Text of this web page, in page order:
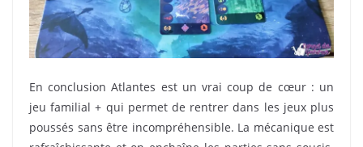
En conclusion Atlantes est un vrai coup de cœur : un
jeu familial + qui permet de rentrer dans les jeux plus
poussés sans être incompréhensible. La mécanique est